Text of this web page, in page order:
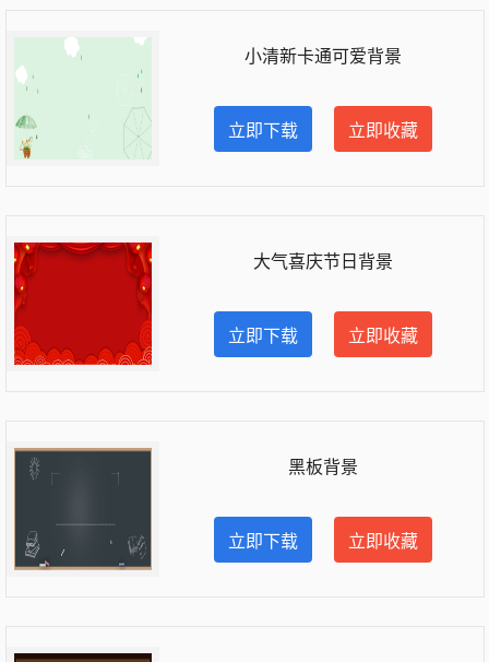
小清新卡通可爱背景
立即下载 立即收藏
大气喜庆节日背景
立即下载 立即收藏
黑板背景
立即下载 立即收藏